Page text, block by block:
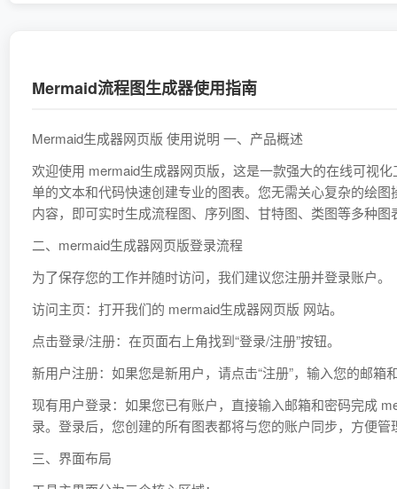
Mermaid流程图生成器使用指南
Mermaid生成器网页版 使用说明 一、产品概述
欢迎使用 mermaid生成器网页版，这是一款强大的在线可视
单的文本和代码快速创建专业的图表。您无需关心复杂的绘
内容，即可实时生成流程图、序列图、甘特图、类图等多种图
二、mermaid生成器网页版登录流程
为了保存您的工作并随时访问，我们建议您注册并登录账户。
访问主页：打开我们的 mermaid生成器网页版 网站。
点击登录/注册：在页面右上角找到“登录/注册”按钮。
新用户注册：如果您是新用户，请点击“注册”，输入您的邮箱
现有用户登录：如果您已有账户，直接输入邮箱和密码完成
录。登录后，您创建的所有图表都将与您的账户同步，方便管
三、界面布局